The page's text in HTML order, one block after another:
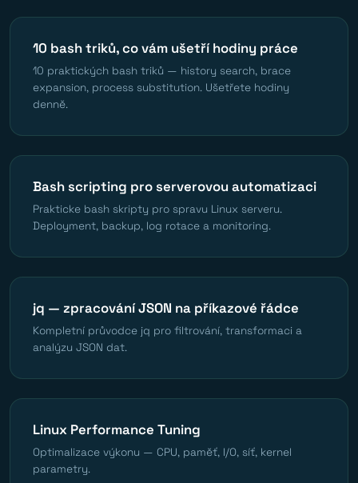
10 bash triků, co vám ušetří hodiny práce
10 praktických bash triků — history search, brace
expansion, process substitution. Ušetřete hodiny
denně.
Bash scripting pro serverovou automatizaci
Prakticke bash skripty pro spravu Linux serveru.
Deployment, backup, log rotace a monitoring.
jq — zpracování JSON na příkazové řádce
Kompletní průvodce jq pro filtrování, transformaci a
analýzu JSON dat.
Linux Performance Tuning
Optimalizace výkonu — CPU, paměť, I/O, síť, kernel
parametry.